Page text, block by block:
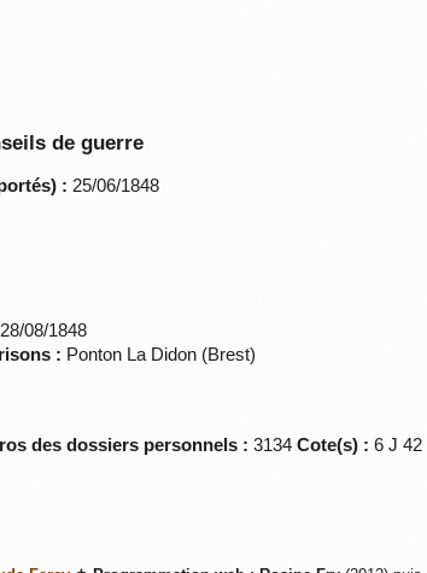
de guerre
: 25/06/1848
28/08/1848
: Ponton La Didon (Brest)
des dossiers personnels :3134Cote(s) : 6 J